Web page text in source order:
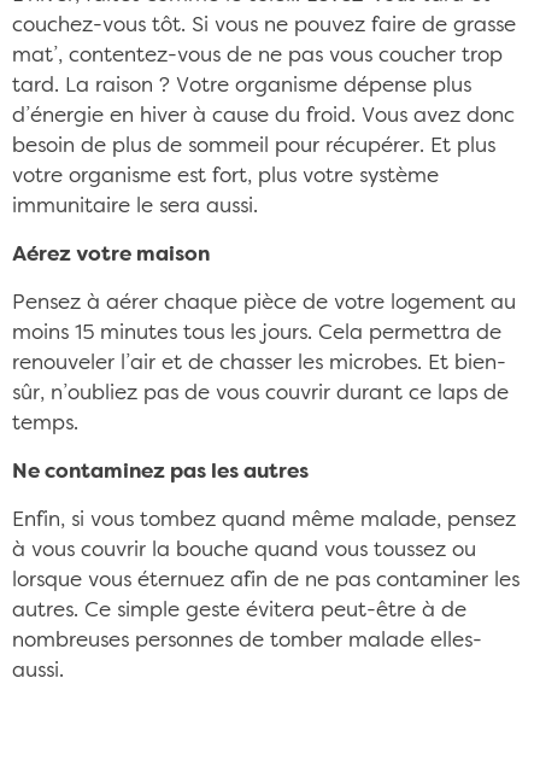
couchez-vous tôt. Si vous ne pouvez faire de grasse
mat’, contentez-vous de ne pas vous coucher trop
tard. La raison ? Votre organisme dépense plus
d’énergie en hiver à cause du froid. Vous avez donc
besoin de plus de sommeil pour récupérer. Et plus
votre organisme est fort, plus votre système
immunitaire le sera aussi.
Aérez votre maison
Pensez à aérer chaque pièce de votre logement au
moins 15 minutes tous les jours. Cela permettra de
renouveler l’air et de chasser les microbes. Et bien-
sûr, n’oubliez pas de vous couvrir durant ce laps de
temps.
Ne contaminez pas les autres
Enfin, si vous tombez quand même malade, pensez
à vous couvrir la bouche quand vous toussez ou
lorsque vous éternuez afin de ne pas contaminer les
autres. Ce simple geste évitera peut-être à de
nombreuses personnes de tomber malade elles-
aussi.